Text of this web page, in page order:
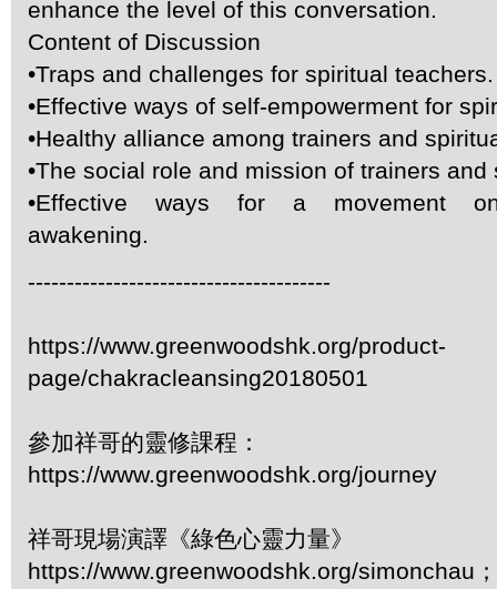
enhance the level of this conversation.
Content of Discussion
•Traps and challenges for spiritual teachers.
•Effective ways of self-empowerment for
•Healthy alliance among trainers and
•The social role and mission of trainers
•Effective ways for a movement on
awakening.
---------------------------------------
https://www.greenwoodshk.org/product-
page/chakracleansing20180501
參加祥哥的靈修課程：
https://www.greenwoodshk.org/journey
祥哥現場演譯《綠色心靈力量》
https://www.greenwoodshk.org/simonchau